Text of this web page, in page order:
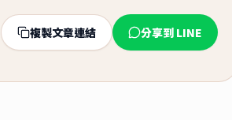
複製文章連結 分享到 LINE